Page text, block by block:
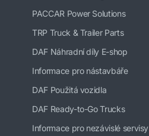
PACCAR Power Solutions
TRP Truck & Trailer Parts
DAF Náhradní díly E-shop
Informace pro nástavbáře
DAF Použitá vozidla
DAF Ready-to-Go Trucks
Informace pro nezávislé servisy